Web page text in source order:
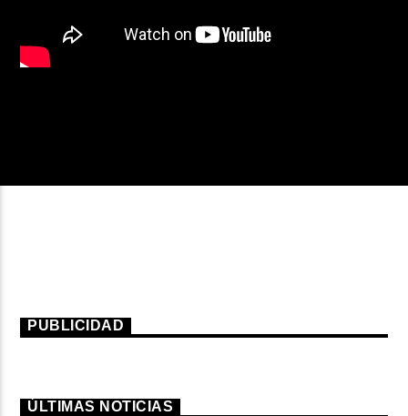
PUBLICIDAD
ÚLTIMAS NOTICIAS